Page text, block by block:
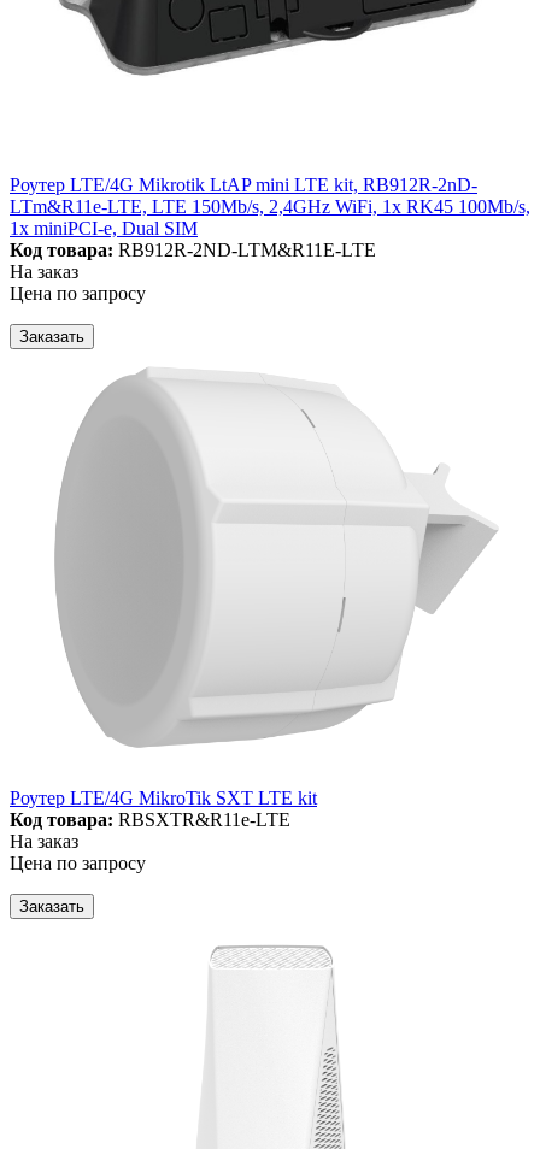
Роутер LTE/4G Mikrotik LtAP mini LTE kit, RB912R-2nD-
LTm&R11e-LTE, LTE 150Mb/s, 2,4GHz WiFi, 1x RK45 100Mb/s,
1x miniPCI-e, Dual SIM
Код товара: RB912R-2ND-LTM&R11E-LTE
На заказ
Цена по запросу
Заказать
Роутер LTE/4G MikroTik SXT LTE kit
Код товара: RBSXTR&R11e-LTE
На заказ
Цена по запросу
Заказать